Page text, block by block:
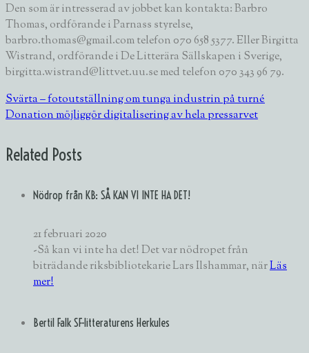
Den som är intresserad av jobbet kan kontakta:Barbro
Thomas, ordförande i Parnass styrelse,
barbro.thomas@gmail.com telefon 070 658 5377. EllerBirgitta
Wistrand, ordförande i De Litterära Sällskapen i Sverige,
birgitta.wistrand@littvet.uu.se med telefon 070 343 96 79.
Svärta – fotoutställning om tunga industrin på turné
Donation möjliggör digitalisering av hela pressarvet
Related Posts
Nödrop från KB: SÅ KAN VI INTE HA DET!
21 februari 2020
-Så kan vi inte ha det! Det var nödropet från
biträdande riksbibliotekarie Lars Ilshammar, närLäs
mer!
Bertil Falk SF-litteraturens Herkules